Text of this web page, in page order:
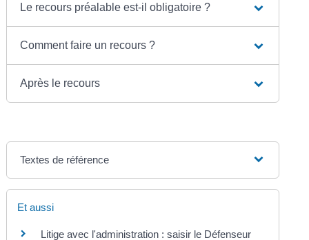
Le recours préalable est-il obligatoire ?
Comment faire un recours ?
Après le recours
Textes de référence
Et aussi
Litige avec l'administration : saisir le Défenseur